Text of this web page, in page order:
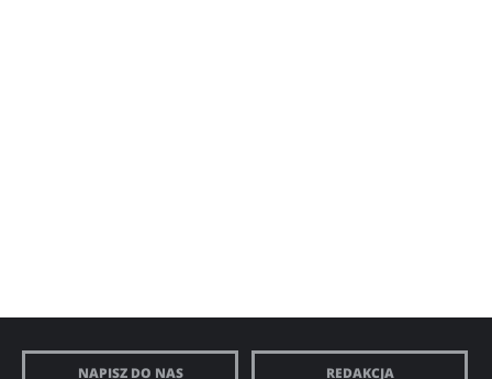
NAPISZ DO NAS REDAKCJA